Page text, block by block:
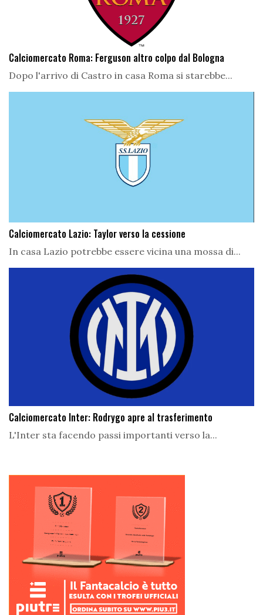
Calciomercato Roma: Ferguson altro colpo dal Bologna
Dopo l'arrivo di Castro in casa Roma si starebbe...
Calciomercato Lazio: Taylor verso la cessione
In casa Lazio potrebbe essere vicina una mossa di...
Calciomercato Inter: Rodrygo apre al trasferimento
L'Inter sta facendo passi importanti verso la...